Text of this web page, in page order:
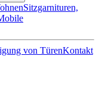
Sitzgarnituren,
von TürenKontakt